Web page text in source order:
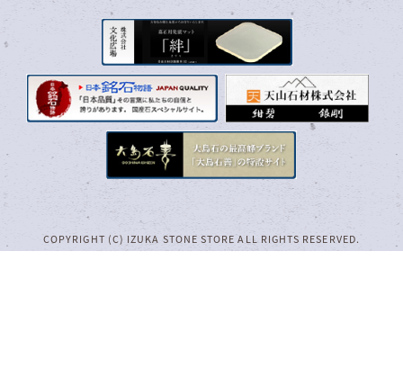
COPYRIGHT (C) IZUKA STONE STORE ALL RIGHTS RESERVED.